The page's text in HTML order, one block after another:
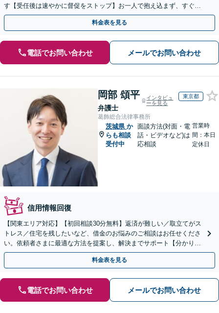
す【受任後は速やかに督促をストップ】お一人で抱え込まず、すぐに
ご相談ください【土日祝対応可】【駐車場完備】
料金表を見る
電話でお問い合わせ メールでお問い合わせ
岡部 頌平
弁護士
インタビュ
ーを見る
東京都
葛飾総合法律事務所
茨城県 か
らも相談
受付中
面談方法(対面・電
話・ビデオなど)は
応相談
営業時
間：本日
定休日
信用情報回復
【関東エリア対応】【初回相談30分無料】返済が難しい／取立てがス
トレス／住宅を残したいなど、借金のお悩みのご相談はお任せくださ
い。依頼者さまに最適な方法を提案し、解決までサポート【分かりや
すい費用体系】破産管財人の経験豊富な弁護士所属
料金表を見る
電話でお問い合わせ メールでお問い合わせ